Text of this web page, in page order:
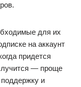
для их
на аккаунт
придется
— проще
поддержку и